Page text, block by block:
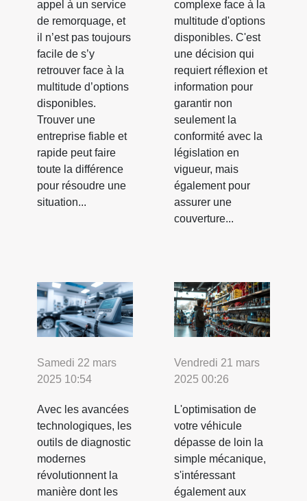
appel à un service
de remorquage, et
il n’est pas toujours
facile de s’y
retrouver face à la
multitude d’options
disponibles.
Trouver une
entreprise fiable et
rapide peut faire
toute la différence
pour résoudre une
situation...
complexe face à la
multitude d'options
disponibles. C'est
une décision qui
requiert réflexion et
information pour
garantir non
seulement la
conformité avec la
législation en
vigueur, mais
également pour
assurer une
couverture...
Samedi 22 mars
2025 10:54
Avec les avancées
technologiques, les
outils de diagnostic
modernes
révolutionnent la
manière dont les
Vendredi 21 mars
2025 00:26
L'optimisation de
votre véhicule
dépasse de loin la
simple mécanique,
s'intéressant
également aux